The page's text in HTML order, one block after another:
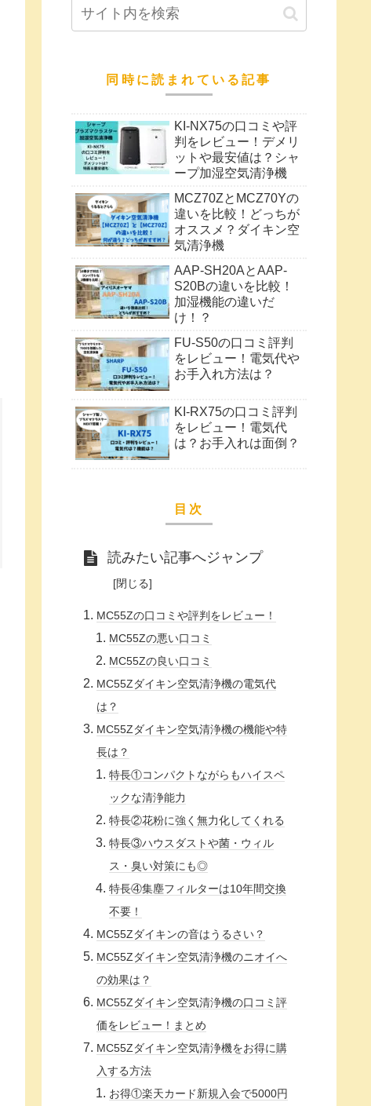
同時に読まれている記事
KI-NX75の口コミや評
判をレビュー！デメリ
ットや最安値は？シャ
ープ加湿空気清浄機
MCZ70ZとMCZ70Yの
違いを比較！どっちが
オススメ？ダイキン空
気清浄機
AAP-SH20AとAAP-
S20Bの違いを比較！
加湿機能の違いだ
け！？
FU-S50の口コミ評判
をレビュー！電気代や
お手入れ方法は？
KI-RX75の口コミ評判
をレビュー！電気代
は？お手入れは面倒？
目次
読みたい記事へジャンプ
MC55Zの口コミや評判をレビュー！
MC55Zの悪い口コミ
MC55Zの良い口コミ
MC55Zダイキン空気清浄機の電気代
は？
MC55Zダイキン空気清浄機の機能や特
長は？
特長①コンパクトながらもハイスペ
ックな清浄能力
特長②花粉に強く無力化してくれる
特長③ハウスダストや菌・ウィル
ス・臭い対策にも◎
特長④集塵フィルターは10年間交換
不要！
MC55Zダイキンの音はうるさい？
MC55Zダイキン空気清浄機のニオイへ
の効果は？
MC55Zダイキン空気清浄機の口コミ評
価をレビュー！まとめ
MC55Zダイキン空気清浄機をお得に購
入する方法
お得①楽天カード新規入会で5000円